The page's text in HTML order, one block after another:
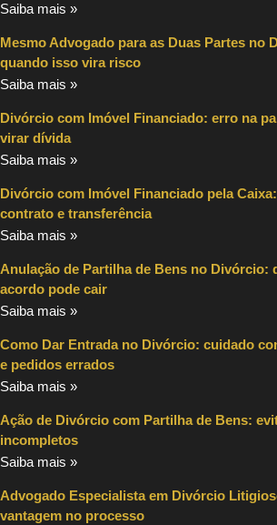
Saiba mais »
Mesmo Advogado para as Duas Partes no
quando isso vira risco
Saiba mais »
Divórcio com Imóvel Financiado: erro na
virar dívida
Saiba mais »
Divórcio com Imóvel Financiado pela
contrato e transferência
Saiba mais »
Anulação de Partilha de Bens no Divórcio:
acordo pode cair
Saiba mais »
Como Dar Entrada no Divórcio: cuidado
e pedidos errados
Saiba mais »
Ação de Divórcio com Partilha de Bens:
incompletos
Saiba mais »
Advogado Especialista em Divórcio
vantagem no processo